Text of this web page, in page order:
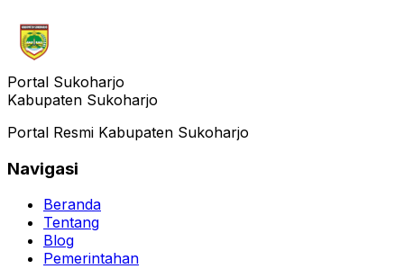
Portal Sukoharjo
Kabupaten Sukoharjo
Portal Resmi Kabupaten Sukoharjo
Navigasi
Beranda
Tentang
Blog
Pemerintahan